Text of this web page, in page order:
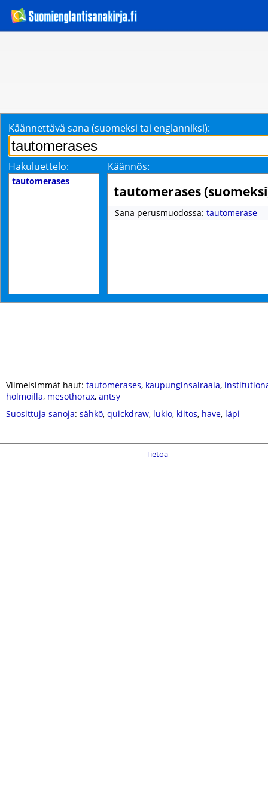
Käännettävä sana (suomeksi tai englanniksi):
Hakuluettelo: Käännös:
tautomerases
tautomerases
Sana perusmuodossa: tautomerase
Viimeisimmät haut: tautomerases, kaupunginsairaala,
hölmöillä, mesothorax, antsy
Suosittuja sanoja: sähkö, quickdraw, lukio, kiitos, have, läpi
Tietoa